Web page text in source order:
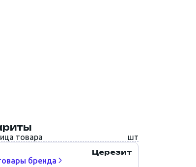
товара шт
Церезит
бренда